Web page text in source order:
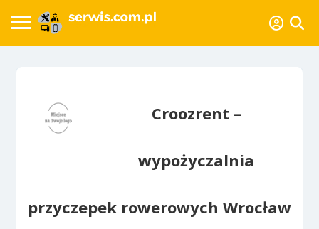
Croozrent –
wypożyczalnia
przyczepek rowerowych Wrocław